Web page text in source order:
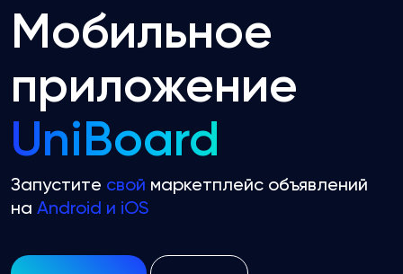
Мобильное
приложение
UniBoard
Запустите свой маркетплейс объявлений
на Android и iOS